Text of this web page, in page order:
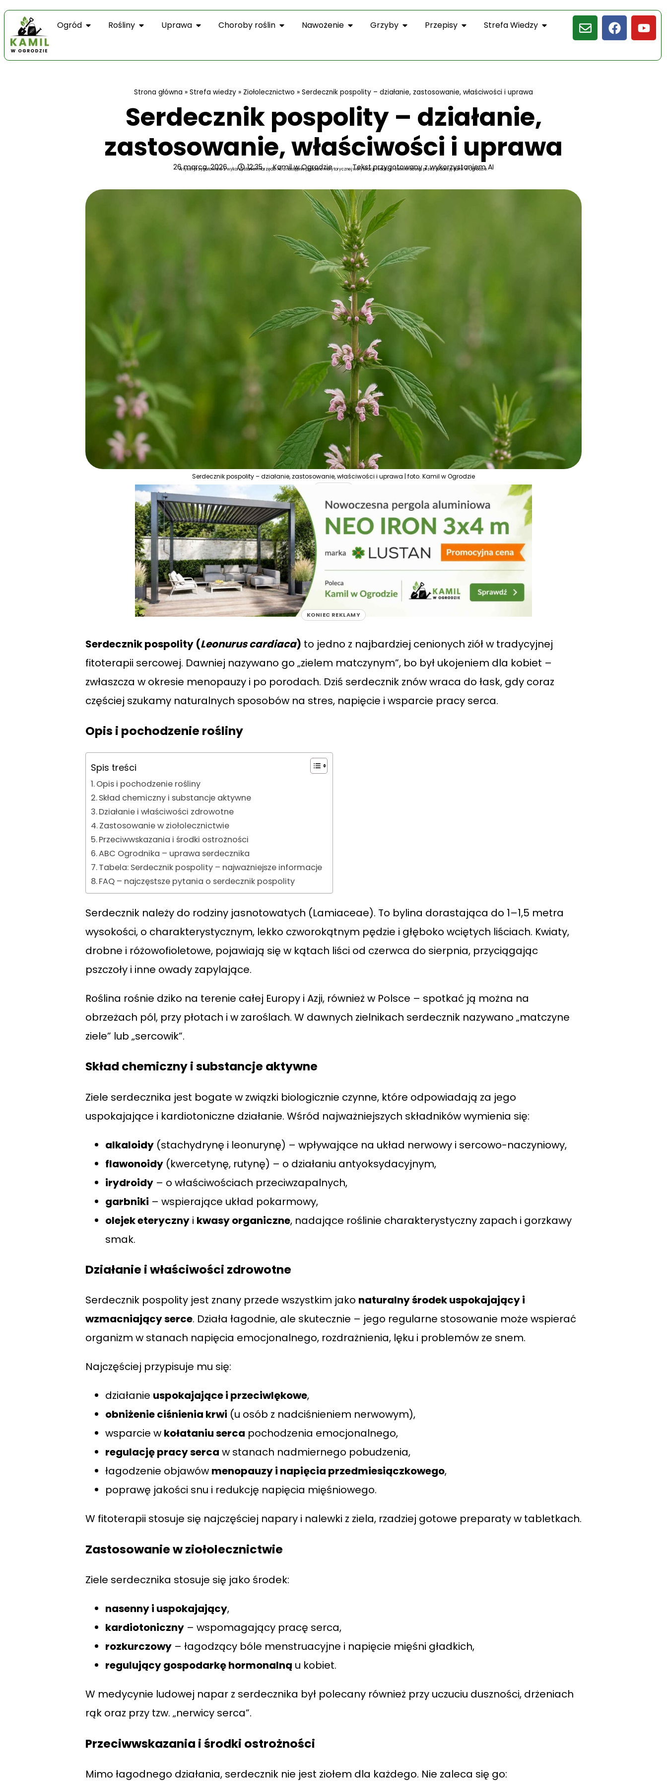
Ogród Rośliny Uprawa Choroby roślin Nawożenie Grzyby Przepisy Strefa Wiedzy
Strona główna » Strefa wiedzy » Ziołolecznictwo » Serdecznik pospolity – działanie, zastosowanie, właściwości i uprawa
Serdecznik pospolity – działanie,
zastosowanie, właściwości i uprawa
26 marca, 2026 12:35 Kamil w Ogrodzie Tekst przygotowany z wykorzystaniem AI
Artykuł przygotowano z wykorzystaniem narzędzi AI, a następnie poddano merytorycznej weryfikacji, redakcji i zatwierdzeniu przez redakcję Kamil w Ogrodzie.
Serdecznik pospolity – działanie, zastosowanie, właściwości i uprawa | foto. Kamil w Ogrodzie
KONIEC REKLAMY
Serdecznik pospolity (Leonurus cardiaca) to jedno z najbardziej cenionych ziół w tradycyjnej
fitoterapii sercowej. Dawniej nazywano go „zielem matczynym”, bo był ukojeniem dla kobiet –
zwłaszcza w okresie menopauzy i po porodach. Dziś serdecznik znów wraca do łask, gdy coraz
częściej szukamy naturalnych sposobów na stres, napięcie i wsparcie pracy serca.
Opis i pochodzenie rośliny
Spis treści
Opis i pochodzenie rośliny
Skład chemiczny i substancje aktywne
Działanie i właściwości zdrowotne
Zastosowanie w ziołolecznictwie
Przeciwwskazania i środki ostrożności
ABC Ogrodnika – uprawa serdecznika
Tabela: Serdecznik pospolity – najważniejsze informacje
FAQ – najczęstsze pytania o serdecznik pospolity
Serdecznik należy do rodziny jasnotowatych (Lamiaceae). To bylina dorastająca do 1–1,5 metra
wysokości, o charakterystycznym, lekko czworokątnym pędzie i głęboko wciętych liściach. Kwiaty,
drobne i różowofioletowe, pojawiają się w kątach liści od czerwca do sierpnia, przyciągając
pszczoły i inne owady zapylające.
Roślina rośnie dziko na terenie całej Europy i Azji, również w Polsce – spotkać ją można na
obrzeżach pól, przy płotach i w zaroślach. W dawnych zielnikach serdecznik nazywano „matczyne
ziele” lub „sercowik”.
Skład chemiczny i substancje aktywne
Ziele serdecznika jest bogate w związki biologicznie czynne, które odpowiadają za jego
uspokajające i kardiotoniczne działanie. Wśród najważniejszych składników wymienia się:
alkaloidy (stachydrynę i leonurynę) – wpływające na układ nerwowy i sercowo-naczyniowy,
flawonoidy (kwercetynę, rutynę) – o działaniu antyoksydacyjnym,
irydroidy – o właściwościach przeciwzapalnych,
garbniki – wspierające układ pokarmowy,
olejek eteryczny i kwasy organiczne, nadające roślinie charakterystyczny zapach i gorzkawy
smak.
Działanie i właściwości zdrowotne
Serdecznik pospolity jest znany przede wszystkim jako naturalny środek uspokajający i
wzmacniający serce. Działa łagodnie, ale skutecznie – jego regularne stosowanie może wspierać
organizm w stanach napięcia emocjonalnego, rozdrażnienia, lęku i problemów ze snem.
Najczęściej przypisuje mu się:
działanie uspokajające i przeciwlękowe,
obniżenie ciśnienia krwi (u osób z nadciśnieniem nerwowym),
wsparcie w kołataniu serca pochodzenia emocjonalnego,
regulację pracy serca w stanach nadmiernego pobudzenia,
łagodzenie objawów menopauzy i napięcia przedmiesiączkowego,
poprawę jakości snu i redukcję napięcia mięśniowego.
W fitoterapii stosuje się najczęściej napary i nalewki z ziela, rzadziej gotowe preparaty w tabletkach.
Zastosowanie w ziołolecznictwie
Ziele serdecznika stosuje się jako środek:
nasenny i uspokajający,
kardiotoniczny – wspomagający pracę serca,
rozkurczowy – łagodzący bóle menstruacyjne i napięcie mięśni gładkich,
regulujący gospodarkę hormonalną u kobiet.
W medycynie ludowej napar z serdecznika był polecany również przy uczuciu duszności, drżeniach
rąk oraz przy tzw. „nerwicy serca”.
Przeciwwskazania i środki ostrożności
Mimo łagodnego działania, serdecznik nie jest ziołem dla każdego. Nie zaleca się go: